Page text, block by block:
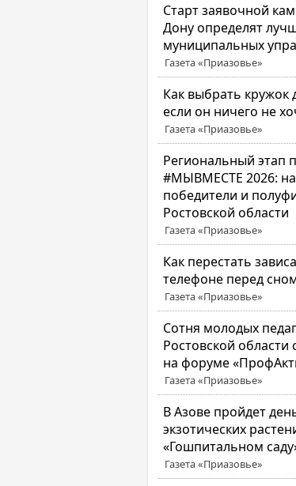
Старт заявочной
Дону определят
муниципальных
Газета «Приазовье»
Как выбрать кружок
если он ничего не
Газета «Приазовье»
Региональный этап
#МЫВМЕСТЕ 2026:
победители и
Ростовской области
Газета «Приазовье»
Как перестать
телефоне перед
Газета «Приазовье»
Сотня молодых
Ростовской области
на форуме
Газета «Приазовье»
В Азове пройдет
экзотических
«Гошпитальном
Газета «Приазовье»